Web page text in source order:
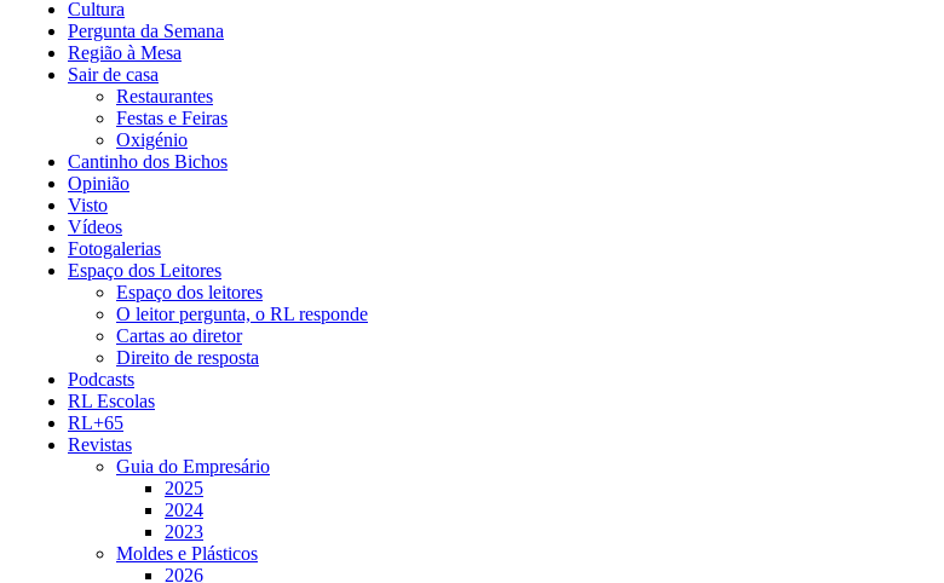
Cultura
Pergunta da Semana
Região à Mesa
Sair de casa
Restaurantes
Festas e Feiras
Oxigénio
Cantinho dos Bichos
Opinião
Visto
Vídeos
Fotogalerias
Espaço dos Leitores
Espaço dos leitores
O leitor pergunta, o RL responde
Cartas ao diretor
Direito de resposta
Podcasts
RL Escolas
RL+65
Revistas
Guia do Empresário
2025
2024
2023
Moldes e Plásticos
2026